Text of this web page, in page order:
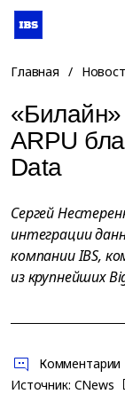
Главная /
ARPU
Data
Сергей
интеграции
компании IBS,
из крупнейших
Комментарии
Источник: CNews